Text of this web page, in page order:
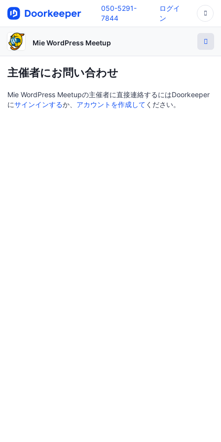
050-5291-
7844
ログイ
ン
Mie WordPress Meetup
主催者にお問い合わせ
Mie WordPress Meetupの主催者に直接連絡するにはDoorkeeper
にサインインするか、 アカウントを作成して ください。